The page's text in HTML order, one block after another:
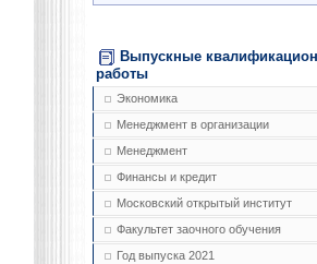
Выпускные
работы
Экономика
Менеджмент в организации
Менеджмент
Финансы и кредит
Московский открытый институт
Факультет заочного обучения
Год выпуска 2021